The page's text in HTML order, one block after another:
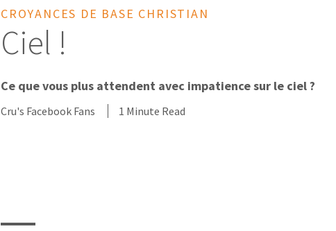
CROYANCES DE BASE CHRISTIAN
Ciel !
Ce que vous plus attendent avec impatience sur le ciel ?
Cru's Facebook Fans 1 Minute Read